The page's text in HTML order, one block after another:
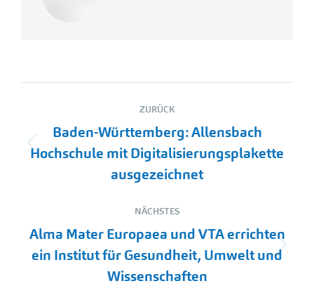
Kommentarnavigation
ZURÜCK
Vorheriger
Beitrag:
Baden-Württemberg: Allensbach
Hochschule mit Digitalisierungsplakette
ausgezeichnet
NÄCHSTES
Nächster
Beitrag:
Alma Mater Europaea und VTA errichten
ein Institut für Gesundheit, Umwelt und
Wissenschaften